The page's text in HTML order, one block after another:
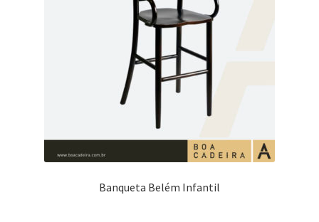
Banqueta Belém Infantil